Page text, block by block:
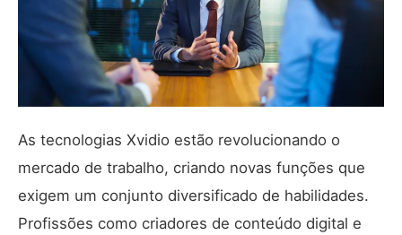
As tecnologias Xvidio estão revolucionando o
mercado de trabalho, criando novas funções que
exigem um conjunto diversificado de habilidades.
Profissões como criadores de conteúdo digital e